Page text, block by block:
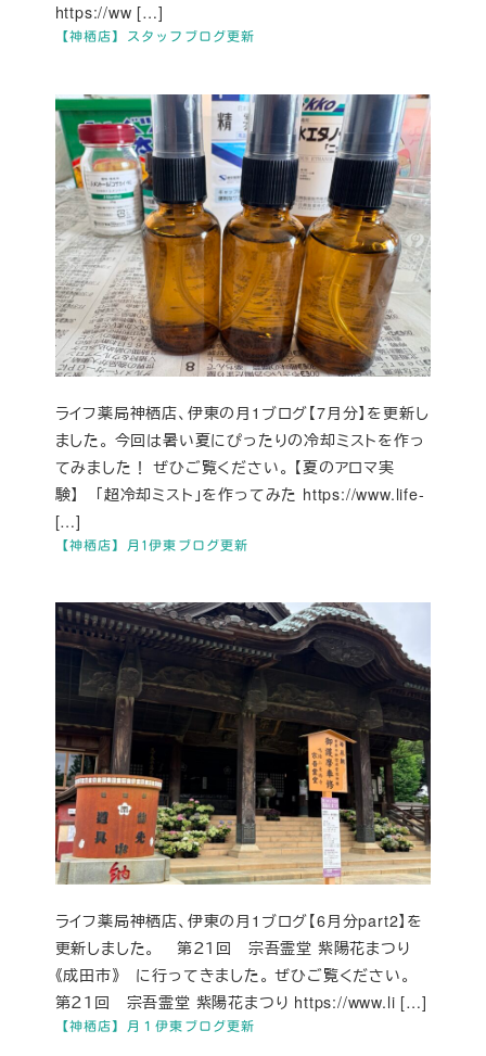
【神栖店】スタッフブログ更新
https://ww […]
【神栖店】月1伊東ブログ更新
ライフ薬局神栖店、伊東の月1ブログ【7月分】を更新し
ました。 今回は暑い夏にぴったりの冷却ミストを作っ
てみました！ ぜひご覧ください。 【夏のアロマ実
験】 「超冷却ミスト」を作ってみた https://www.life-
[…]
【神栖店】月１伊東ブログ更新
ライフ薬局神栖店、伊東の月1ブログ【6月分part2】を
更新しました。 第２１回 宗吾霊堂 紫陽花まつり
《成田市》 に行ってきました。 ぜひご覧ください。
第２１回 宗吾霊堂 紫陽花まつり https://www.li […]